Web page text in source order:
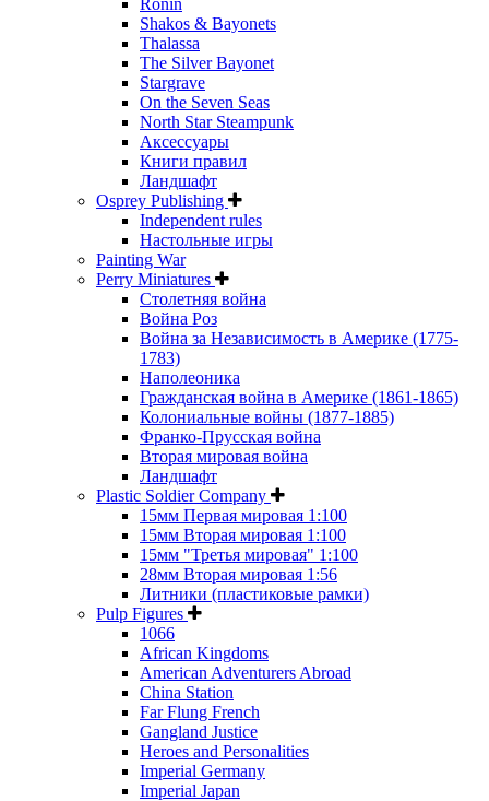
Ronin
Shakos & Bayonets
Thalassa
The Silver Bayonet
Stargrave
On the Seven Seas
North Star Steampunk
Аксессуары
Книги правил
Ландшафт
Osprey Publishing
Independent rules
Настольные игры
Painting War
Perry Miniatures
Столетняя война
Война Роз
Война за Независимость в Америке (1775-
1783)
Наполеоника
Гражданская война в Америке (1861-1865)
Колониальные войны (1877-1885)
Франко-Прусская война
Вторая мировая война
Ландшафт
Plastic Soldier Company
15мм Первая мировая 1:100
15мм Вторая мировая 1:100
15мм "Третья мировая" 1:100
28мм Вторая мировая 1:56
Литники (пластиковые рамки)
Pulp Figures
1066
African Kingdoms
American Adventurers Abroad
China Station
Far Flung French
Gangland Justice
Heroes and Personalities
Imperial Germany
Imperial Japan